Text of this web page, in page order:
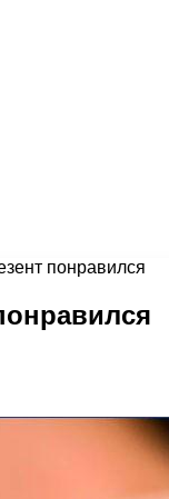
понравился